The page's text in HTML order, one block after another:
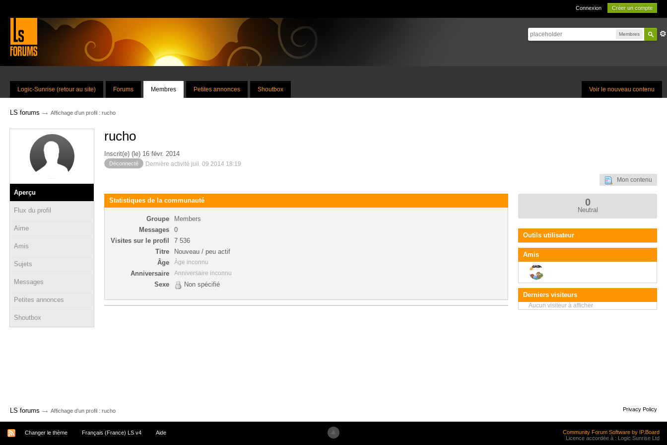
Connexion Créer un compte
Membres
Voir le nouveau contenu
Logic-Sunrise (retour au site) Forums Membres Petites annonces Shoutbox
LS forums → Affichage d'un profil : rucho
Aperçu
Flux du profil
Aime
Amis
Sujets
Messages
Petites annonces
Shoutbox
rucho
Inscrit(e) (le) 16 févr. 2014
Déconnecté Dernière activité juil. 09 2014 18:19
Mon contenu
Statistiques de la communauté
Groupe
Members
Messages
0
Visites sur le profil
7 536
Titre
Nouveau / peu actif
Âge
Âge inconnu
Anniversaire Anniversaire inconnu
Sexe Non spécifié
0
Neutral
Outils utilisateur
Amis
Derniers visiteurs
Aucun visiteur à afficher
LS forums → Affichage d'un profil : rucho Privacy Policy
Changer le thème Français (France) LS v4 Aide
Community Forum Software by IP.Board
Licence accordée à : Logic Sunrise Ltd